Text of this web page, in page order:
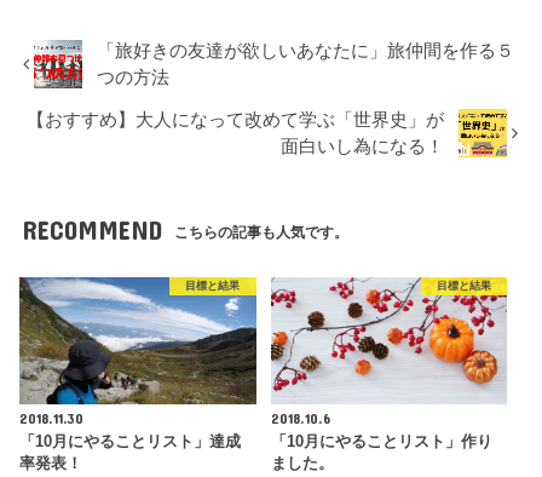
「旅好きの友達が欲しいあなたに」旅仲間を作る５
つの方法
【おすすめ】大人になって改めて学ぶ「世界史」が
面白いし為になる！
RECOMMEND こちらの記事も人気です。
目標と結果
2018.11.30
「10月にやることリスト」達成
率発表！
目標と結果
2018.10.6
「10月にやることリスト」作り
ました。